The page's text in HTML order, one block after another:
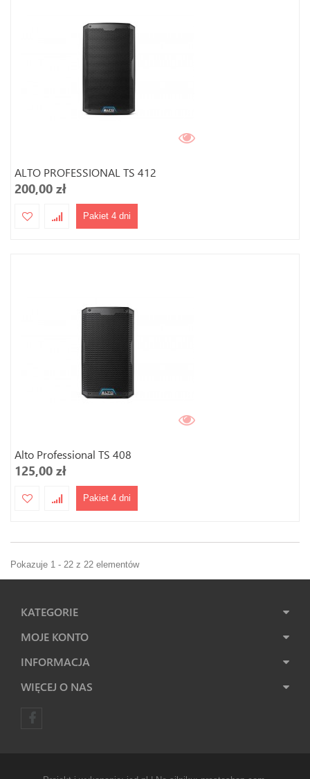
ALTO PROFESSIONAL TS 412
200,00 zł
Pakiet 4 dni
Alto Professional TS 408
125,00 zł
Pakiet 4 dni
Pokazuje 1 - 22 z 22 elementów
KATEGORIE
MOJE KONTO
INFORMACJA
WIĘCEJ O NAS